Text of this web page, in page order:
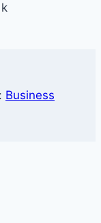
Business